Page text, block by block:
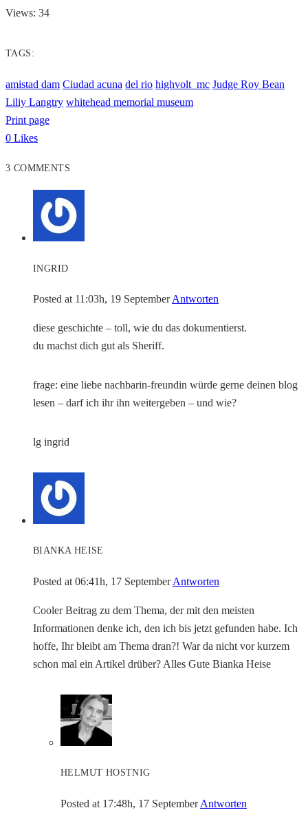
Views: 34
TAGS:
amistad dam Ciudad acuna del rio highvolt_mc Judge Roy Bean
Liliy Langtry whitehead memorial museum
Print page
0 Likes
3 COMMENTS
INGRID
Posted at 11:03h, 19 September Antworten
diese geschichte – toll, wie du das dokumentierst.
du machst dich gut als Sheriff.
frage: eine liebe nachbarin-freundin würde gerne deinen blog
lesen – darf ich ihr ihn weitergeben – und wie?
lg ingrid
BIANKA HEISE
Posted at 06:41h, 17 September Antworten
Cooler Beitrag zu dem Thema, der mit den meisten
Informationen denke ich, den ich bis jetzt gefunden habe. Ich
hoffe, Ihr bleibt am Thema dran?! War da nicht vor kurzem
schon mal ein Artikel drüber? Alles Gute Bianka Heise
HELMUT HOSTNIG
Posted at 17:48h, 17 September Antworten